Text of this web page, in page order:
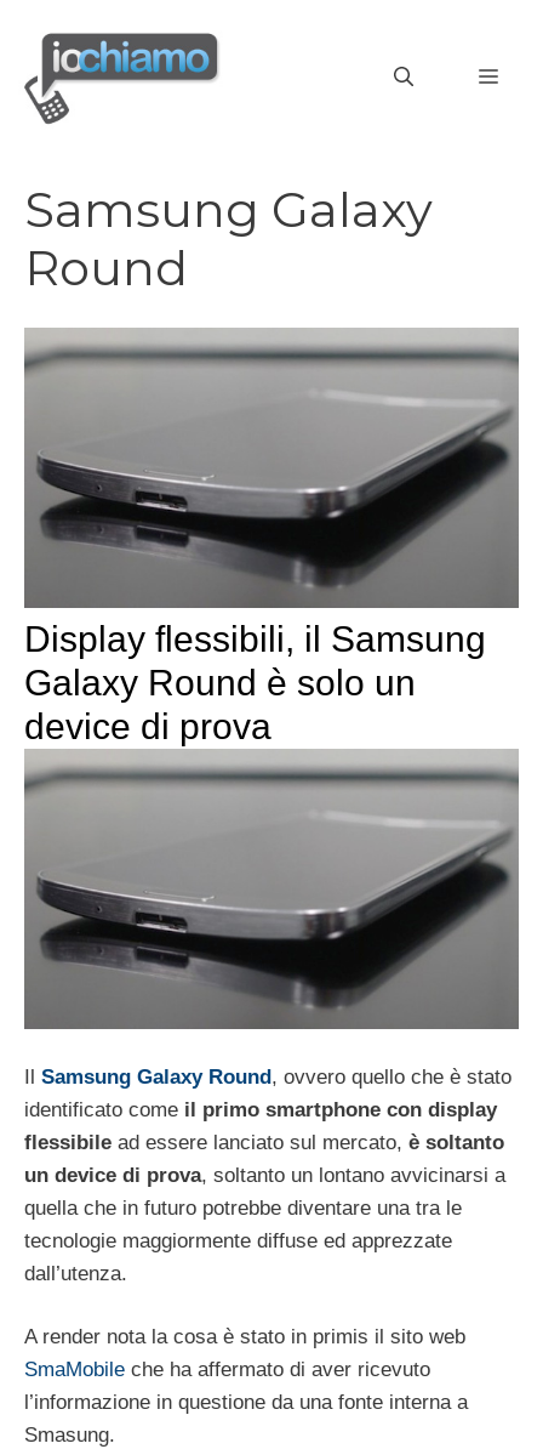
contenuto
Samsung Galaxy
Round
Display flessibili, il Samsung
Galaxy Round è solo un
device di prova
Il Samsung Galaxy Round, ovvero quello che è stato
identificato come il primo smartphone con display
flessibile ad essere lanciato sul mercato, è soltanto
un device di prova, soltanto un lontano avvicinarsi a
quella che in futuro potrebbe diventare una tra le
tecnologie maggiormente diffuse ed apprezzate
dall’utenza.
A render nota la cosa è stato in primis il sito web
SmaMobile che ha affermato di aver ricevuto
l’informazione in questione da una fonte interna a
Smasung.